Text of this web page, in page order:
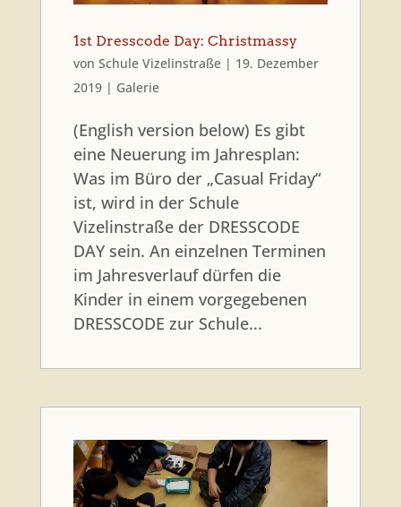
1st Dresscode Day: Christmassy
von Schule Vizelinstraße| 19. Dezember
2019| Galerie
(English version below) Es gibt
eine Neuerung im Jahresplan:
Was im Büro der „Casual Friday“
ist, wird in der Schule
Vizelinstraße der DRESSCODE
DAY sein. An einzelnen Terminen
im Jahresverlauf dürfen die
Kinder in einem vorgegebenen
DRESSCODE zur Schule...